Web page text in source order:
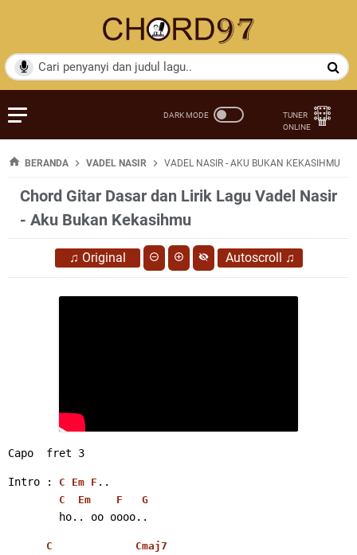
BERANDA VADEL NASIR VADEL NASIR - AKU BUKAN KEKASIHMU
Chord Gitar Dasar dan Lirik Lagu Vadel Nasir
- Aku Bukan Kekasihmu
♫ Original Autoscroll ♫
Capo  fret 3
Intro : C Em F ..
C Em F G
        ho.. oo oooo..
C Cmaj7